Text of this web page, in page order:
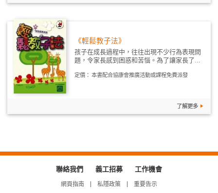
《輕鬆教子法》
孩子在成長過程中，往往出現不少行為表現問
題，令家長感到困惑和苦惱。為了讓家長了...
定價： 本書配合協康會推廣活動或課程免費派發
了解更多
聯絡我們 義工招募 工作機會
網頁指南 私隱政策 重要告示